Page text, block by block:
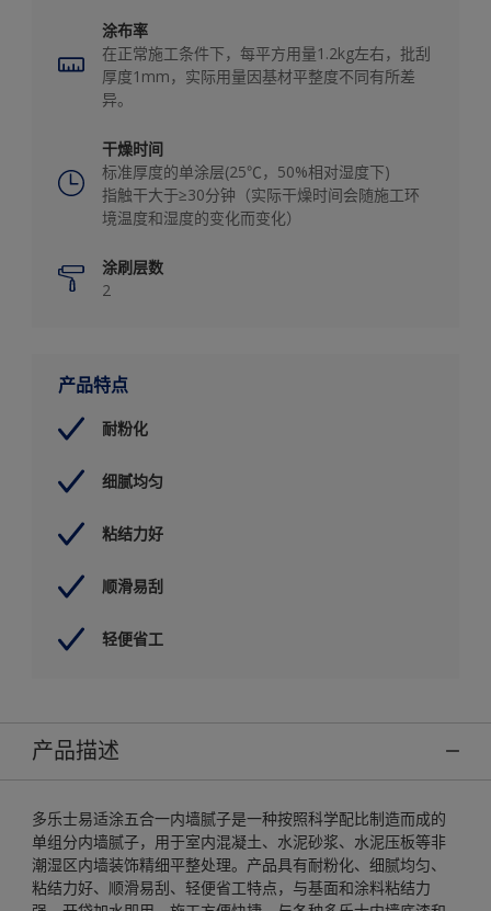
涂布率
在正常施工条件下，每平方用量1.2kg左右，批刮
厚度1mm，实际用量因基材平整度不同有所差
异。
干燥时间
标准厚度的单涂层(25℃，50%相对湿度下)
指触干大于≥30分钟（实际干燥时间会随施工环
境温度和湿度的变化而变化）
涂刷层数
2
产品特点
耐粉化
细腻均匀
粘结力好
顺滑易刮
轻便省工
产品描述
多乐士易适涂五合一内墙腻子是一种按照科学配比制造而成的
单组分内墙腻子，用于室内混凝土、水泥砂浆、水泥压板等非
潮湿区内墙装饰精细平整处理。产品具有耐粉化、细腻均匀、
粘结力好、顺滑易刮、轻便省工特点，与基面和涂料粘结力